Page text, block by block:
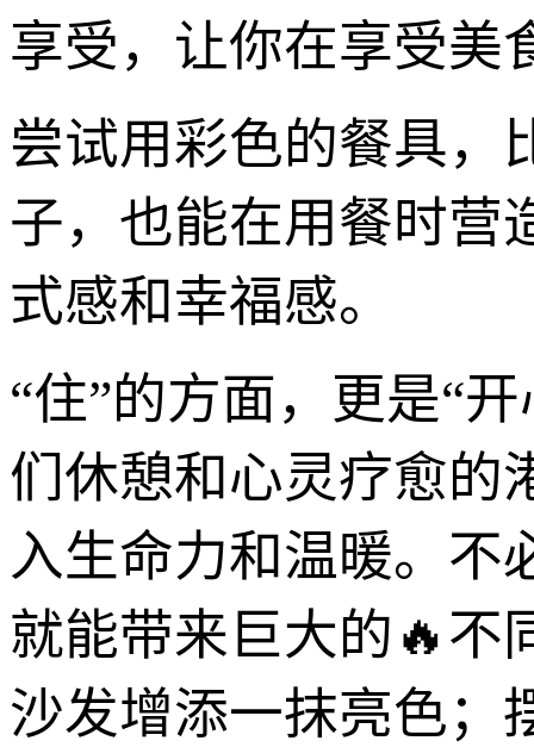
享受，让你在享受美
尝试用彩色的餐具，
子，也能在用餐时营
式感和幸福感。
“住”的方面，更是“
们休憩和心灵疗愈的
入生命力和温暖。不
就能带来巨大的🔥不
沙发增添一抹亮色；